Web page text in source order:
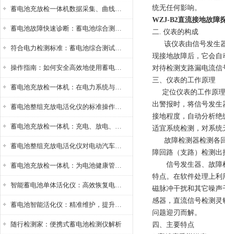
蓄电池充放检一体机数据采集、曲线分析与电池健康状态智能评估功能详解
蓄电池故障快速诊断：蓄电池综合测试仪判断落后电池的方法与标准
符合电力检测标准：蓄电池综合测试仪测试规范与精度校准方法详解
操作指南：如何安全高效地使用蓄电池智能活化仪？
蓄电池充放检一体机：在电力系统与储能设备中的创新应用，确保蓄电池性能与可靠性
蓄电池整组充放电活化仪的标准操作流程：从接线设置到充放电参数设定的安全规范
蓄电池充放检一体机：充电、放电、检测三功能集成设备
蓄电池整组充放电活化仪对电动汽车电池有帮助吗？
蓄电池充放检一体机：为电池健康管理提供一站式解决方案
智能蓄电池单体活化仪：高效恢复电池性能，延长蓄电池使用寿命
蓄电池智能活化仪：精准维护，提升电池健康状态
随行检测家：便携式蓄电池检测仪解析
统无任何影响。
WZJ-B2直流接地故障
二. 仪表的构成
该仪表由信号发生器
现接地故障后，它会
对待检测支路漏电流
三、仪表的工作原理
定位仪表的工作原理
出警报时，将信号发
接地程度，自动分析
适宜系统检测，对系
故障检测器检测各回
障回路（支路）检测
信号发生器、故障检
特点。在软件处理上
磁脉冲干扰和其它噪
感器，直流信号检测灵
问题迎刃而解。
四、主要特点